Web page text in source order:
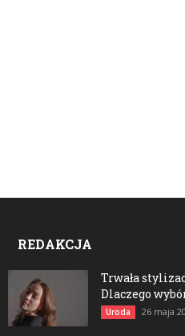
REDAKCJA
Trwała
Dlaczego
Uroda 26 maja